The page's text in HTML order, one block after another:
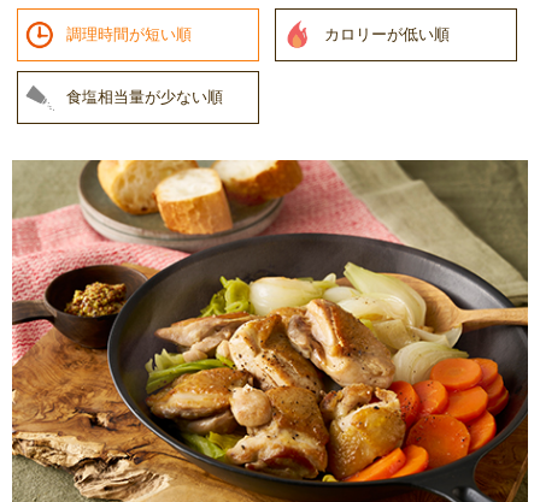
調理時間が短い順 カロリーが低い順
食塩相当量が少ない順